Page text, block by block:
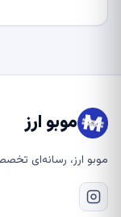
موبو ارز
موبو ارز، رسانه‌ای